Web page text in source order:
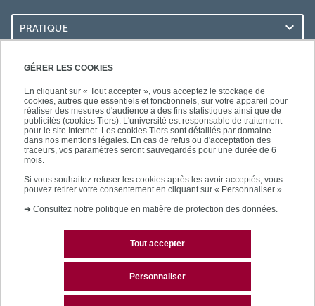
GÉRER LES COOKIES
En cliquant sur « Tout accepter », vous acceptez le stockage de
cookies, autres que essentiels et fonctionnels, sur votre appareil pour
réaliser des mesures d'audience à des fins statistiques ainsi que de
publicités (cookies Tiers). L'université est responsable de traitement
pour le site Internet. Les cookies Tiers sont détaillés par domaine
dans nos mentions légales. En cas de refus ou d'acceptation des
traceurs, vos paramètres seront sauvegardés pour une durée de 6
mois.
Si vous souhaitez refuser les cookies après les avoir acceptés, vous
pouvez retirer votre consentement en cliquant sur « Personnaliser ».
➜ Consultez notre politique en matière de protection des données.
Tout accepter
Personnaliser
PRATIQUE
ACCÈS RAPIDES
LES BU SUR...
Mentions légales
Contactez les bibliothèques